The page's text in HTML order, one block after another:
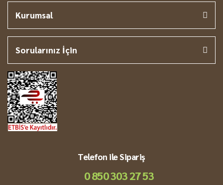
Kurumsal
Sorularınız İçin
Telefon ile Sipariş
0 850 303 27 53